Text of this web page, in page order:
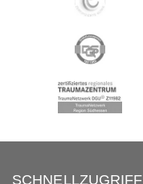
SCHNELLZUGRIFF